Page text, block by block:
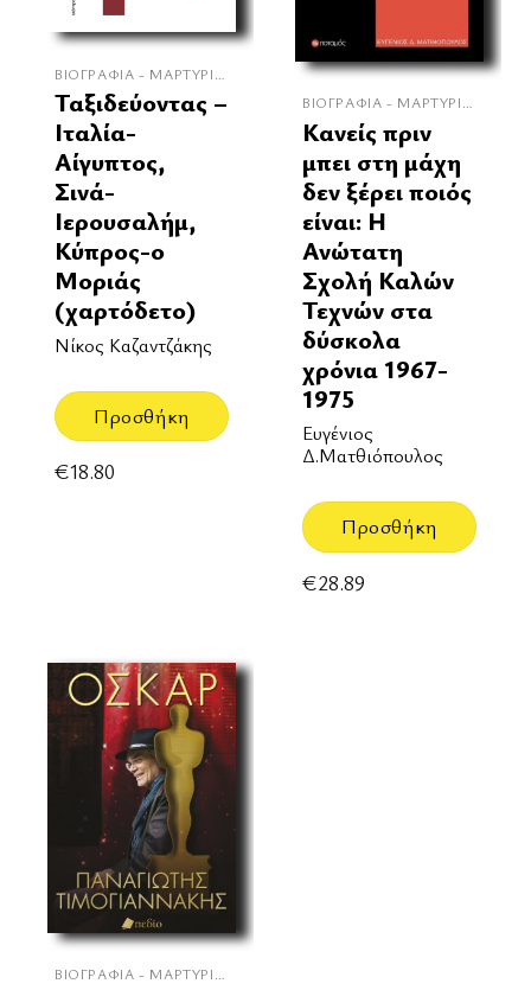
ΒΙΟΓΡΑΦΊΑ - ΜΑΡΤΥΡΊΕΣ
Ταξιδεύοντας –
Ιταλία-
Αίγυπτος,
Σινά-
Ιερουσαλήμ,
Κύπρος-ο
Μοριάς
(χαρτόδετο)
Νίκος Καζαντζάκης
Προσθήκη
€18.80
ΒΙΟΓΡΑΦΊΑ - ΜΑΡΤΥΡΊΕΣ
Κανείς πριν
μπει στη μάχη
δεν ξέρει ποιός
είναι: Η
Ανώτατη
Σχολή Καλών
Τεχνών στα
δύσκολα
χρόνια 1967-
1975
Ευγένιος
Δ.Ματθιόπουλος
Προσθήκη
€28.89
ΒΙΟΓΡΑΦΊΑ - ΜΑΡΤΥΡΊΕΣ